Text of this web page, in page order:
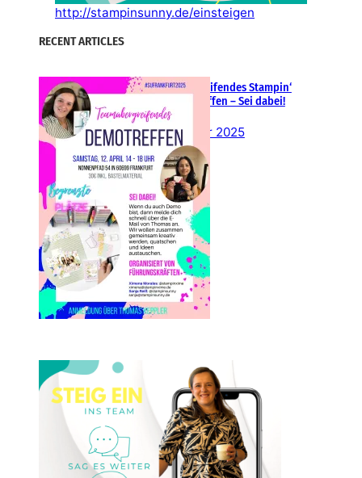
http://stampinsunny.de/einsteigen
RECENT ARTICLES
Teamübergreifendes Stampin‘
Up! Demotreffen – Sei dabei!
26. Februar 2025
Einsteigen 2025 im Team
Stampin‘ Sunny
23. Januar 2025